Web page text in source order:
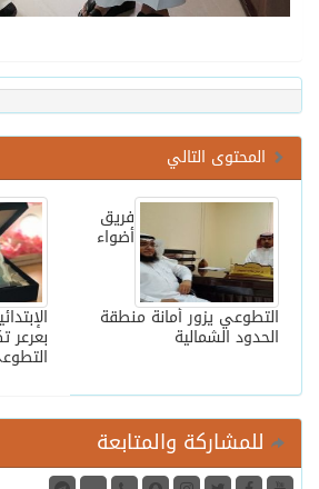
المحتوى التالي
بعرعر
فريق
أضواء
التطوعي يزور أمانة منطقة
الحدود الشمالية
للمشاركة والمتابعة